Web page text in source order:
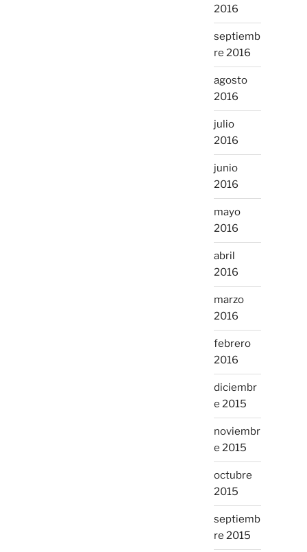
2016
septiemb
re 2016
agosto
2016
julio
2016
junio
2016
mayo
2016
abril
2016
marzo
2016
febrero
2016
diciembr
e 2015
noviembr
e 2015
octubre
2015
septiemb
re 2015